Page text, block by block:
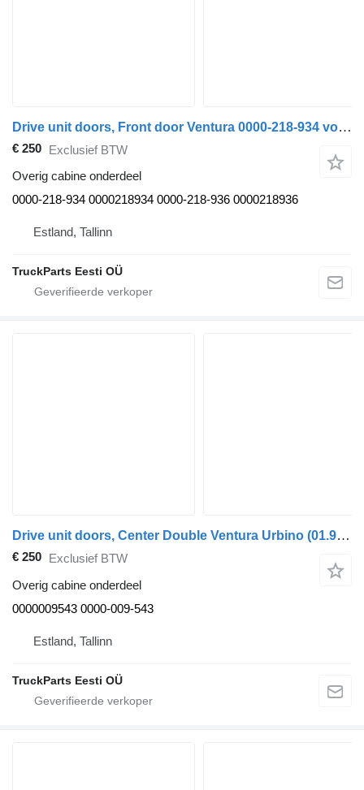
Drive unit doors, Front door Ventura 0000-218-934 voor Solaris Urbino (01.99-) bus
€ 250 Exclusief BTW
Overig cabine onderdeel
0000-218-934 0000218934 0000-218-936 0000218936
Estland, Tallinn
TruckParts Eesti OÜ
Drive unit doors, Center Double Ventura Urbino (01.99-) 0000009543 voor Solaris Urbino, Alpino, Vacanza (1999-) bus
€ 250 Exclusief BTW
Overig cabine onderdeel
0000009543 0000-009-543
Estland, Tallinn
TruckParts Eesti OÜ